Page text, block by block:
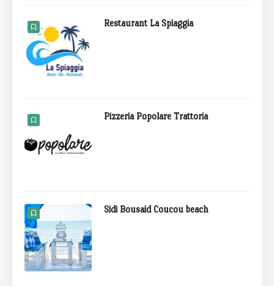
Restaurant La Spiaggia
Pizzeria Popolare Trattoria
Sidi Bousaid Coucou beach